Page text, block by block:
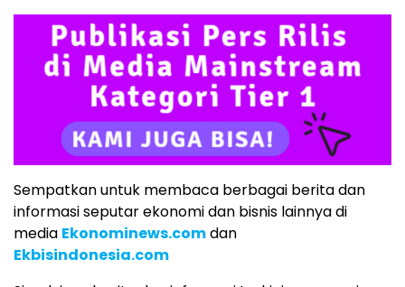
Sempatkan untuk membaca berbagai berita dan
informasi seputar ekonomi dan bisnis lainnya di
media Ekonominews.comdan
Ekbisindonesia.com